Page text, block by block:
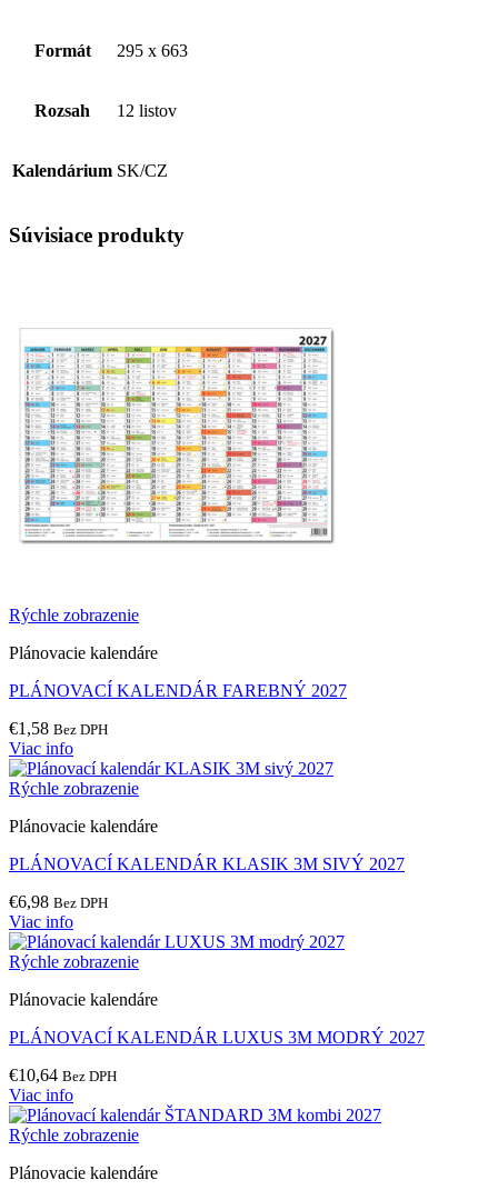
Formát 295 x 663
Rozsah 12 listov
Kalendárium SK/CZ
Súvisiace produkty
Rýchle zobrazenie
Plánovacie kalendáre
PLÁNOVACÍ KALENDÁR FAREBNÝ 2027
€1,58 Bez DPH
Viac info
Rýchle zobrazenie
Plánovacie kalendáre
PLÁNOVACÍ KALENDÁR KLASIK 3M SIVÝ 2027
€6,98 Bez DPH
Viac info
Rýchle zobrazenie
Plánovacie kalendáre
PLÁNOVACÍ KALENDÁR LUXUS 3M MODRÝ 2027
€10,64 Bez DPH
Viac info
Rýchle zobrazenie
Plánovacie kalendáre